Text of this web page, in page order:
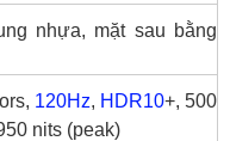
nhựa, mặt sau bằng
120Hz, HDR10+, 500
nits (peak)